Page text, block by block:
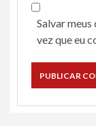
Salvar
vez que eu